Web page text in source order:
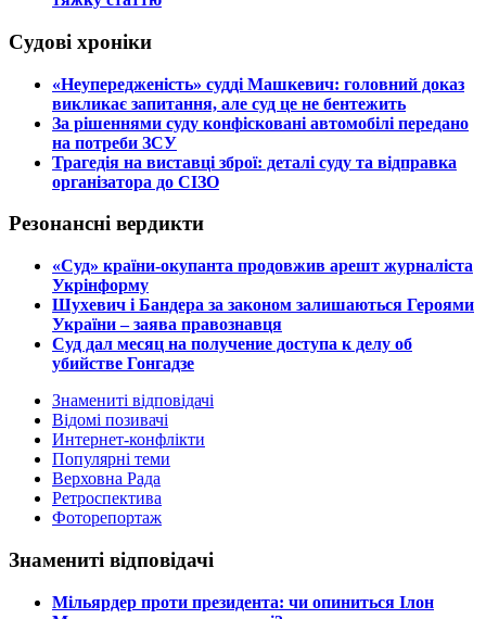
Судові хроніки
​«Неупередженість» судді Машкевич: головний доказ
викликає запитання, але суд це не бентежить
​За рішеннями суду конфісковані автомобілі передано
на потреби ЗСУ
​Трагедія на виставці зброї: деталі суду та відправка
організатора до СІЗО
Резонансні вердикти
​«Суд» країни-окупанта продовжив арешт журналіста
Укрінформу
Шухевич і Бандера за законом залишаються Героями
України – заява правознавця
Суд дал месяц на получение доступа к делу об
убийстве Гонгадзе
Знамениті відповідачі
Відомі позивачі
Интернет-конфлікти
Популярні теми
Верховна Рада
Ретроспектива
Фоторепортаж
Знамениті відповідачі
​Мільярдер проти президента: чи опиниться Ілон